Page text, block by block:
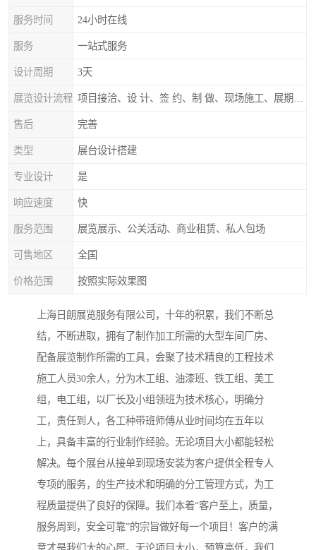
服务时间 24小时在线
服务 一站式服务
设计周期 3天
展览设计流程
售后 完善
类型 展台设计搭建
专业设计 是
响应速度 快
服务范围 展览展示、公关活动、商业租赁、私人包场
可售地区 全国
价格范围 按照实际效果图
上海日朗展览服务有限公司，十年的积累，我们不断总
结，不断进取，拥有了制作加工所需的大型车间厂房、
配备展览制作所需的工具，会聚了技术精良的工程技术
施工人员30余人，分为木工组、油漆班、铁工组、美工
组，电工组，以厂长及小组领班为技术核心，明确分
工，责任到人，各工种带班师傅从业时间均在五年以
上，具备丰富的行业制作经验。无论项目大小都能轻松
解决。每个展台从接单到现场安装为客户提供全程专人
专项的服务，的生产技术和明确的分工管理方式，为工
程质量提供了良好的保障。我们本着“客户至上，质量，
服务周到，安全可靠”的宗旨做好每一个项目！客户的满